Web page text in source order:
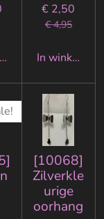
€ 2,50
€ 4,95
In
[10068]
Zilverkle
urige
oorhang